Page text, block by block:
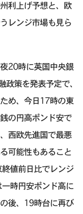
利上げ予想と、欧
レンジ市場も見ら
20時に英国中央銀
策を発表予定で、
め、今日17時の東
の円高ポンド安で
西欧先進国で最悪
可能性もあること
値前日比でレンジ
時円安ポンド高に
後、19時台に再び